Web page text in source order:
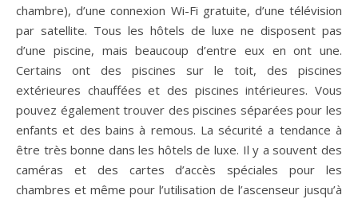
chambre), d’une connexion Wi-Fi gratuite, d’une télévision
par satellite. Tous les hôtels de luxe ne disposent pas
d’une piscine, mais beaucoup d’entre eux en ont une.
Certains ont des piscines sur le toit, des piscines
extérieures chauffées et des piscines intérieures. Vous
pouvez également trouver des piscines séparées pour les
enfants et des bains à remous. La sécurité a tendance à
être très bonne dans les hôtels de luxe. Il y a souvent des
caméras et des cartes d’accès spéciales pour les
chambres et même pour l’utilisation de l’ascenseur jusqu’à